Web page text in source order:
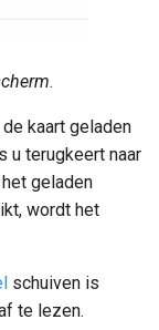
.
kaart geladen
u terugkeert naar
geladen
wordt het
schuiven is
te lezen.